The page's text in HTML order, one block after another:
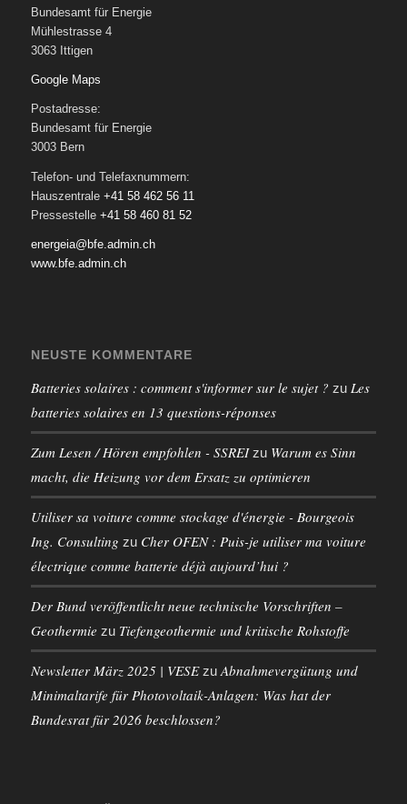
Bundesamt für Energie
Mühlestrasse 4
3063 Ittigen
Google Maps
Postadresse:
Bundesamt für Energie
3003 Bern
Telefon- und Telefaxnummern:
Hauszentrale +41 58 462 56 11
Pressestelle +41 58 460 81 52
energeia@bfe.admin.ch
www.bfe.admin.ch
NEUSTE KOMMENTARE
Batteries solaires : comment s'informer sur le sujet ? zu Les
batteries solaires en 13 questions-réponses
Zum Lesen / Hören empfohlen - SSREIzu Warum es Sinn
macht, die Heizung vor dem Ersatz zu optimieren
Utiliser sa voiture comme stockage d'énergie - Bourgeois
Ing. Consulting zu Cher OFEN : Puis-je utiliser ma voiture
électrique comme batterie déjà aujourd’hui ?
Der Bund veröffentlicht neue technische Vorschriften –
Geothermie zu Tiefengeothermie und kritische Rohstoffe
Newsletter März 2025 | VESEzu Abnahmevergütung und
Minimaltarife für Photovoltaik-Anlagen: Was hat der
Bundesrat für 2026 beschlossen?